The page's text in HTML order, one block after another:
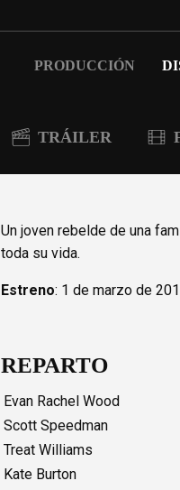
PRODUCCIÓN
TRÁILER
Un joven rebelde de una
toda su vida.
Estreno: 1 de marzo de
REPARTO
Evan Rachel Wood
Scott Speedman
Treat Williams
Kate Burton